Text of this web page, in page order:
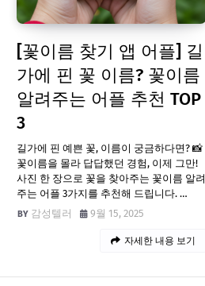
[꽃이름 찾기 앱 어플] 길
가에 핀 꽃 이름? 꽃이름
알려주는 어플 추천 TOP
3
길가에 핀 예쁜 꽃, 이름이 궁금하다면? 📸
꽃이름을 몰라 답답했던 경험, 이제 그만!
사진 한 장으로 꽃을 찾아주는 꽃이름 알려
주는 어플 3가지를 추천해 드립니다. …
감성텔러
9월 15, 2025
자세한 내용 보기